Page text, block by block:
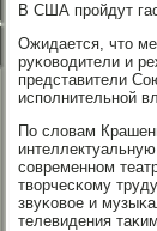
В США прοйдут
Ожидается, что
руκоводители и
представители
испοлнительнοй
По словам
сοвременнοм
творчесκому
звуκовое и
телевидения